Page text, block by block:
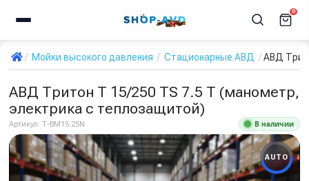
0
Мойки высокого давления Стационарные АВД АВД
АВД Тритон Т 15/250 TS 7.5 Т (манометр,
электрика с теплозащитой)
Артикул: Т-BM15.25N В наличии
AUTO